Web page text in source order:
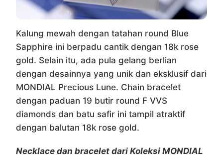
Kalung mewah dengan tatahan round Blue
Sapphire ini berpadu cantik dengan 18k rose
gold. Selain itu, ada pula gelang berlian
dengan desainnya yang unik dan eksklusif dari
MONDIAL Precious Lune. Chain bracelet
dengan paduan 19 butir round F VVS
diamonds dan batu safir ini tampil atraktif
dengan balutan 18k rose gold.
Necklace dan bracelet dari Koleksi MONDIAL